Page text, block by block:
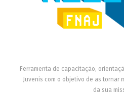
Ferramenta de capacitação,
Juvenis com o objetivo de as tornar
da sua